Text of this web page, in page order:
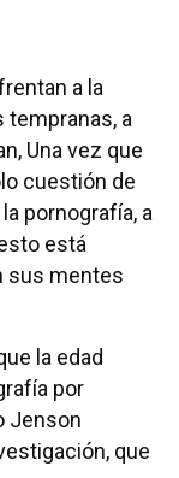
a la
tempranas, a
Una vez que
cuestión de
pornografía, a
está
sus mentes
la edad
por
Jenson
que